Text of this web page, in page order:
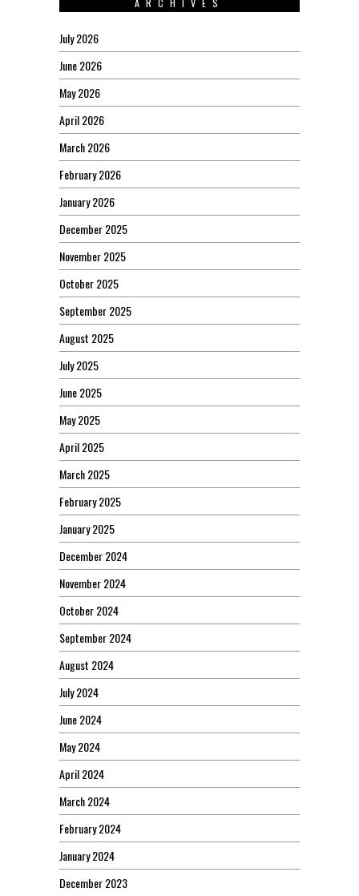
July 2026
June 2026
May 2026
April 2026
March 2026
February 2026
January 2026
December 2025
November 2025
October 2025
September 2025
August 2025
July 2025
June 2025
May 2025
April 2025
March 2025
February 2025
January 2025
December 2024
November 2024
October 2024
September 2024
August 2024
July 2024
June 2024
May 2024
April 2024
March 2024
February 2024
January 2024
December 2023